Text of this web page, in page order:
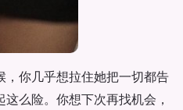
你几乎想拉住她把一切都告
么险。你想下次再找机会，